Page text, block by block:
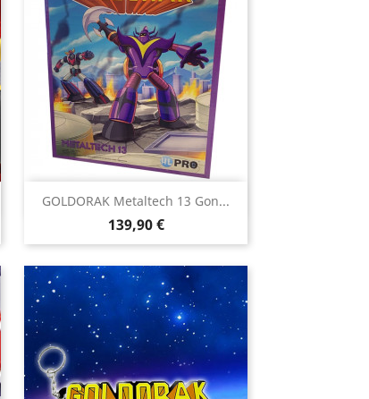
GOLDORAK Metaltech 13 Gon...
Prix
139,90 €
Aperçu rapide